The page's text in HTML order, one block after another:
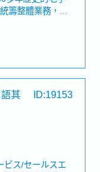
)
籌整體業務，並
作內容概要】・
營運管理・電子
用副資材、化學
部屬遇到困難
方案，並陪伴其
司經理級以上主
駐在員就公司經
籍駐在員短期不
力】・有機會於
累積全方位管理
及組織領導能力
理假、產檢假、
其 ID:19153
ビス/セールスエ